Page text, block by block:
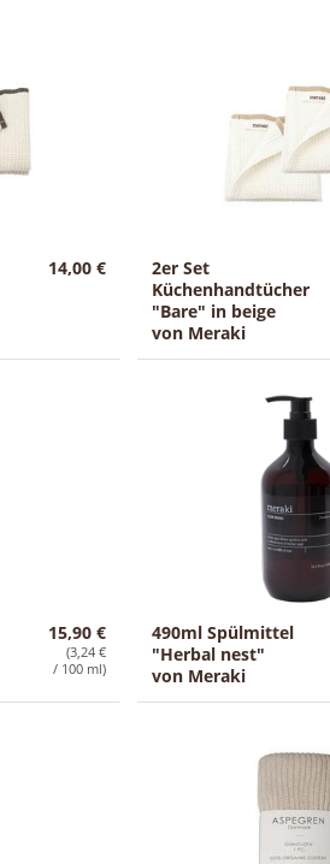
14,00 €
2er Set
Küchenhandtücher
"Bare" in beige
von Meraki
15,90 €
(3,24 €
/ 100 ml)
490ml Spülmittel
"Herbal nest"
von Meraki